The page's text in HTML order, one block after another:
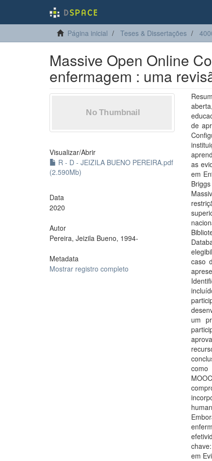
Página inicial Teses & Dissertações
Massive Open Online
enfermagem : uma
Visualizar/Abrir
R - D - JEIZILA BUENO PEREIRA.pdf
(2.590Mb)
Data
2020
Autor
Pereira, Jeizila Bueno, 1994-
Metadata
Mostrar registro completo
de
as
em
caso
um
como
em